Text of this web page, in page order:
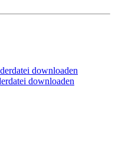
downloaden
downloaden